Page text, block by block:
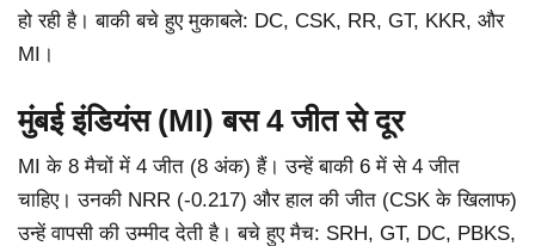
हो रही है। बाकी बचे हुए मुकाबले: DC, CSK, RR, GT, KKR, और
MI।
मुंबई इंडियंस (MI) बस 4 जीत से दूर
MI के 8 मैचों में 4 जीत (8 अंक) हैं। उन्हें बाकी 6 में से 4 जीत
चाहिए। उनकी NRR (-0.217) और हाल की जीत (CSK के खिलाफ)
उन्हें वापसी की उम्मीद देती है। बचे हुए मैच: SRH, GT, DC, PBKS,